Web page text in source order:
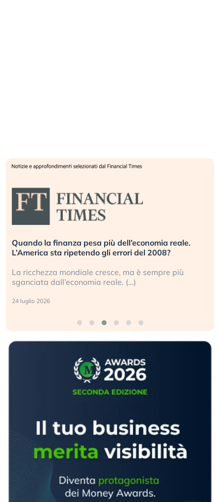
Quando la finanza pesa più dell’economia reale.
L’America sta ripetendo gli errori del 2008?
La ricchezza mondiale cresce, ma è sempre più
sganciata dall’economia reale. (…)
24 luglio 2026